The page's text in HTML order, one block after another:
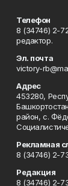
Телефон
8 (34746) 2-
редактор.
Эл. почта
victory-
Адрес
453280,
район, с.
Рекламная
8 (34746) 2-
Редакция
8 (34746) 2-